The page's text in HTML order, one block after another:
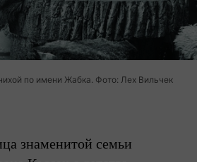
по имени Жабка. Фото: Лех Вильчек
знаменитой семьи